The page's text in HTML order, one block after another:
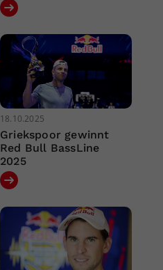
18.10.2025
Griekspoor gewinnt
Red Bull BassLine
2025